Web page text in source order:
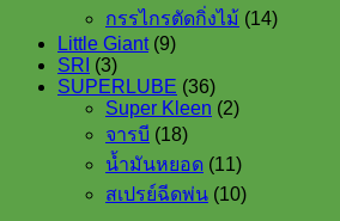
products
กรรไกรตัดกิ่งไม้ 1414
products
Little Giant 99
SRI 33
products
SUPERLUBE 3636
products
Super Kleen 22
จารบี 1818
products
น้ำมันหยอด 1111
products
สเปรย์ฉีดพ่น 1010
products